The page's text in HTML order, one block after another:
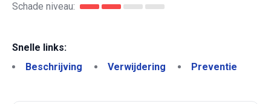
Schade niveau:
Snelle links:
Beschrijving
Verwijdering Preventie